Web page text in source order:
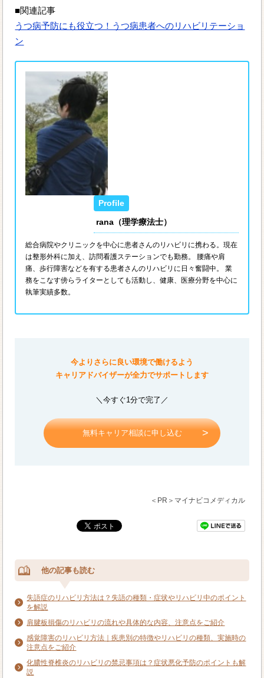
■関連記事
うつ病予防にも役立つ！うつ病患者へのリハビリテーショ
ン
rana（理学療法士）
総合病院やクリニックを中心に患者さんのリハビリに携わる。現在
は整形外科に加え、訪問看護ステーションでも勤務。 腰痛や肩
痛、歩行障害などを有する患者さんのリハビリに日々奮闘中。 業
務をこなす傍らライターとしても活動し、健康、医療分野を中心に
執筆実績多数。
今よりさらに良い環境で働けるよう
キャリアドバイザーが全力でサポートします
＼今すぐ1分で完了／
無料キャリア相談に申し込む
＜PR＞マイナビコメディカル
他の記事も読む
失語症のリハビリ方法は？失語の種類・症状やリハビリ中のポイント
を解説
肩腱板損傷のリハビリの流れや具体的な内容、注意点をご紹介
感覚障害のリハビリ方法｜疾患別の特徴やリハビリの種類、実施時の
注意点をご紹介
化膿性脊椎炎のリハビリの禁忌事項は？症状悪化予防のポイントも解
説